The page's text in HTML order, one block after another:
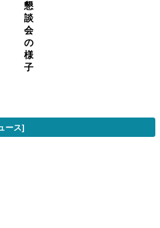
懇
談
会
の
様
子
ース]